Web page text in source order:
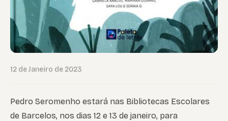
12 de Janeiro de 2023
Pedro Seromenho estará nas Bibliotecas Escolares
de Barcelos, nos dias 12 e 13 de janeiro, para